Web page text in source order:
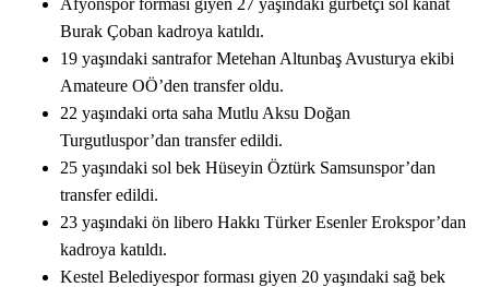
Burak Çoban kadroya katıldı.
19 yaşındaki santrafor Metehan Altunbaş Avusturya ekibi
Amateure OÖ’den transfer oldu.
22 yaşındaki orta saha Mutlu Aksu Doğan
Turgutluspor’dan transfer edildi.
25 yaşındaki sol bek Hüseyin Öztürk Samsunspor’dan
transfer edildi.
23 yaşındaki ön libero Hakkı Türker Esenler Erokspor’dan
kadroya katıldı.
Kestel Belediyespor forması giyen 20 yaşındaki sağ bek